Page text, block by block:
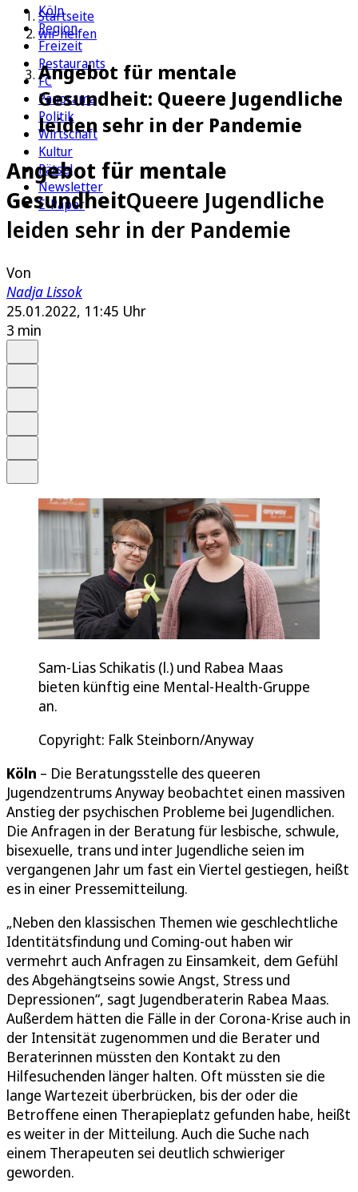
Köln
Region
Freizeit
Restaurants
FC
Panorama
Politik
Wirtschaft
Kultur
Rätsel
Newsletter
E-Paper
Startseite
wir helfen
Angebot für mentale
Gesundheit: Queere Jugendliche
leiden sehr in der Pandemie
Angebot für mentale
GesundheitQueere Jugendliche
leiden sehr in der Pandemie
Von
Nadja Lissok
25.01.2022, 11:45 Uhr
3 min
Sam-Lias Schikatis (l.) und Rabea Maas
bieten künftig eine Mental-Health-Gruppe
an.
Copyright: Falk Steinborn/Anyway
Köln – Die Beratungsstelle des queeren
Jugendzentrums Anyway beobachtet einen massiven
Anstieg der psychischen Probleme bei Jugendlichen.
Die Anfragen in der Beratung für lesbische, schwule,
bisexuelle, trans und inter Jugendliche seien im
vergangenen Jahr um fast ein Viertel gestiegen, heißt
es in einer Pressemitteilung.
„Neben den klassischen Themen wie geschlechtliche
Identitätsfindung und Coming-out haben wir
vermehrt auch Anfragen zu Einsamkeit, dem Gefühl
des Abgehängtseins sowie Angst, Stress und
Depressionen“, sagt Jugendberaterin Rabea Maas.
Außerdem hätten die Fälle in der Corona-Krise auch in
der Intensität zugenommen und die Berater und
Beraterinnen müssten den Kontakt zu den
Hilfesuchenden länger halten. Oft müssten sie die
lange Wartezeit überbrücken, bis der oder die
Betroffene einen Therapieplatz gefunden habe, heißt
es weiter in der Mitteilung. Auch die Suche nach
einem Therapeuten sei deutlich schwieriger
geworden.